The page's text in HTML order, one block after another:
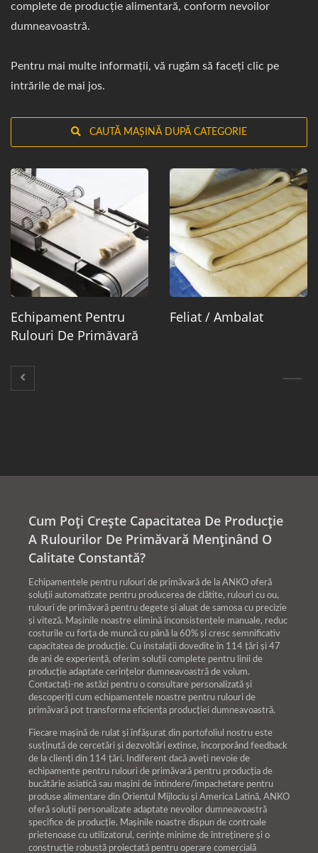
complete de producție alimentară, conform nevoilor
dumneavoastră.
Pentru mai multe informații, vă rugăm să faceți clic pe
intrările de mai jos.
CAUTĂ MAȘINĂ DUPĂ CATEGORIE
Echipament Pentru
Rulouri De Primăvară
Feliat / Ambalat
Cum Poți Crește Capacitatea De Producție
A Rulourilor De Primăvară Menținând O
Calitate Constantă?
Echipamentele pentru rulouri de primăvară de la ANKO oferă
soluții automatizate pentru producerea de clătite, rulouri cu ou,
rulouri de primăvară pentru degete și aluat de samosa cu precizie
și viteză. Mașinile noastre elimină inconsistențele manuale, reduc
costurile cu forța de muncă cu până la 60% și cresc semnificativ
capacitatea de producție. Cu instalații dovedite în 114 țări și 47
de ani de experiență, oferim soluții complete pentru linii de
producție adaptate cerințelor dumneavoastră de volum.
Contactați-ne astăzi pentru o consultare personalizată și
descoperiți cum echipamentele noastre pentru rulouri de
primăvară pot transforma eficiența producției dumneavoastră.
Fiecare mașină de rulat și înfășurat din portofoliul nostru este
susținută de cercetări și dezvoltări extinse, încorporând feedback
de la clienți din 114 țări. Indiferent dacă aveți nevoie de
echipamente pentru rulouri de primăvară pentru producția de
bucătărie asiatică sau mașini de întindere/împachetare pentru
produse alimentare din Orientul Mijlociu și America Latină, ANKO
oferă soluții personalizate adaptate nevoilor dumneavoastră
specifice de producție. Mașinile noastre dispun de controale
prietenoase cu utilizatorul, cerințe minime de întreținere și o
construcție robustă proiectată pentru operare comercială